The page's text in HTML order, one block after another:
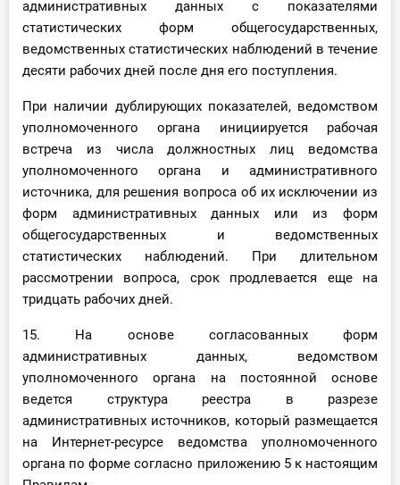
административных данных с показателями
статистических форм общегосударственных,
ведомственных статистических наблюдений в течение
десяти рабочих дней после дня его поступления.
При наличии дублирующих показателей, ведомством
уполномоченного органа инициируется рабочая
встреча из числа должностных лиц ведомства
уполномоченного органа и административного
источника, для решения вопроса об их исключении из
форм административных данных или из форм
общегосударственных и ведомственных
статистических наблюдений. При длительном
рассмотрении вопроса, срок продлевается еще на
тридцать рабочих дней.
15. На основе согласованных форм
административных данных, ведомством
уполномоченного органа на постоянной основе
ведется структура реестра в разрезе
административных источников, который размещается
на Интернет-ресурсе ведомства уполномоченного
органа по форме согласно приложению 5 к настоящим